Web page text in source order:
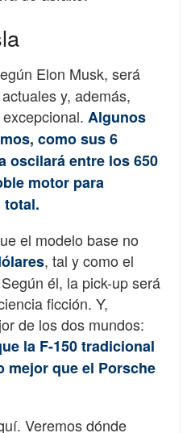
Elon Musk, será
y, además,
Algunos
como sus 6
oscilará entre los 650
motor para
total.
el modelo base no
, tal y como el
él, la pick-up será
ficción. Y,
de los dos mundos:
la F-150 tradicional
mejor que el Porsche
Veremos dónde